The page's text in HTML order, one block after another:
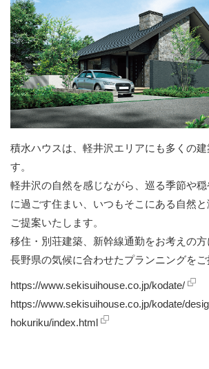
積水ハウスは、軽井沢エリアにも多くの建
す。
軽井沢の自然を感じながら、巡る季節や
に過ごす住まい、いつもそこにある自然
ご提案いたします。
移住・別荘建築、新幹線通勤をお考えの
長野県の気候に合わせたプランニングをご
https://www.sekisuihouse.co.jp/kodate/
https://www.sekisuihouse.co.jp/kodate/
hokuriku/index.html